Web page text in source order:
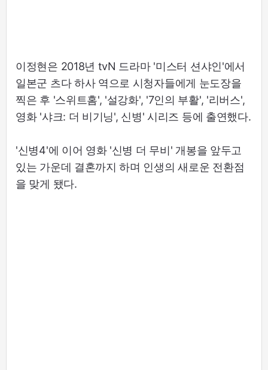
이정현은 2018년 tvN 드라마 '미스터 션샤인'에서
일본군 츠다 하사 역으로 시청자들에게 눈도장을
찍은 후 '스위트홈', '설강화', '7인의 부활', '리버스',
영화 '샤크: 더 비기닝', 신병' 시리즈 등에 출연했다.
'신병4'에 이어 영화 '신병 더 무비' 개봉을 앞두고
있는 가운데 결혼까지 하며 인생의 새로운 전환점
을 맞게 됐다.